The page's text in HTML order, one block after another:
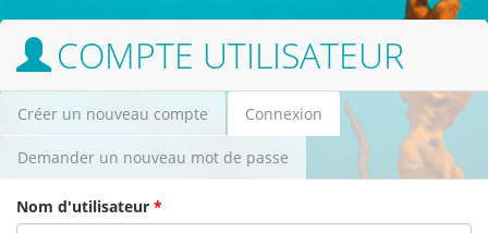
COMPTE UTILISATEUR
Onglets principaux
Créer un nouveau compte Connexion (onglet
actif)
Demander un nouveau mot de passe
Nom d'utilisateur *